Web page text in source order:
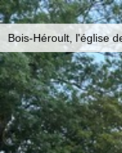
Bois-Héroult, l'église